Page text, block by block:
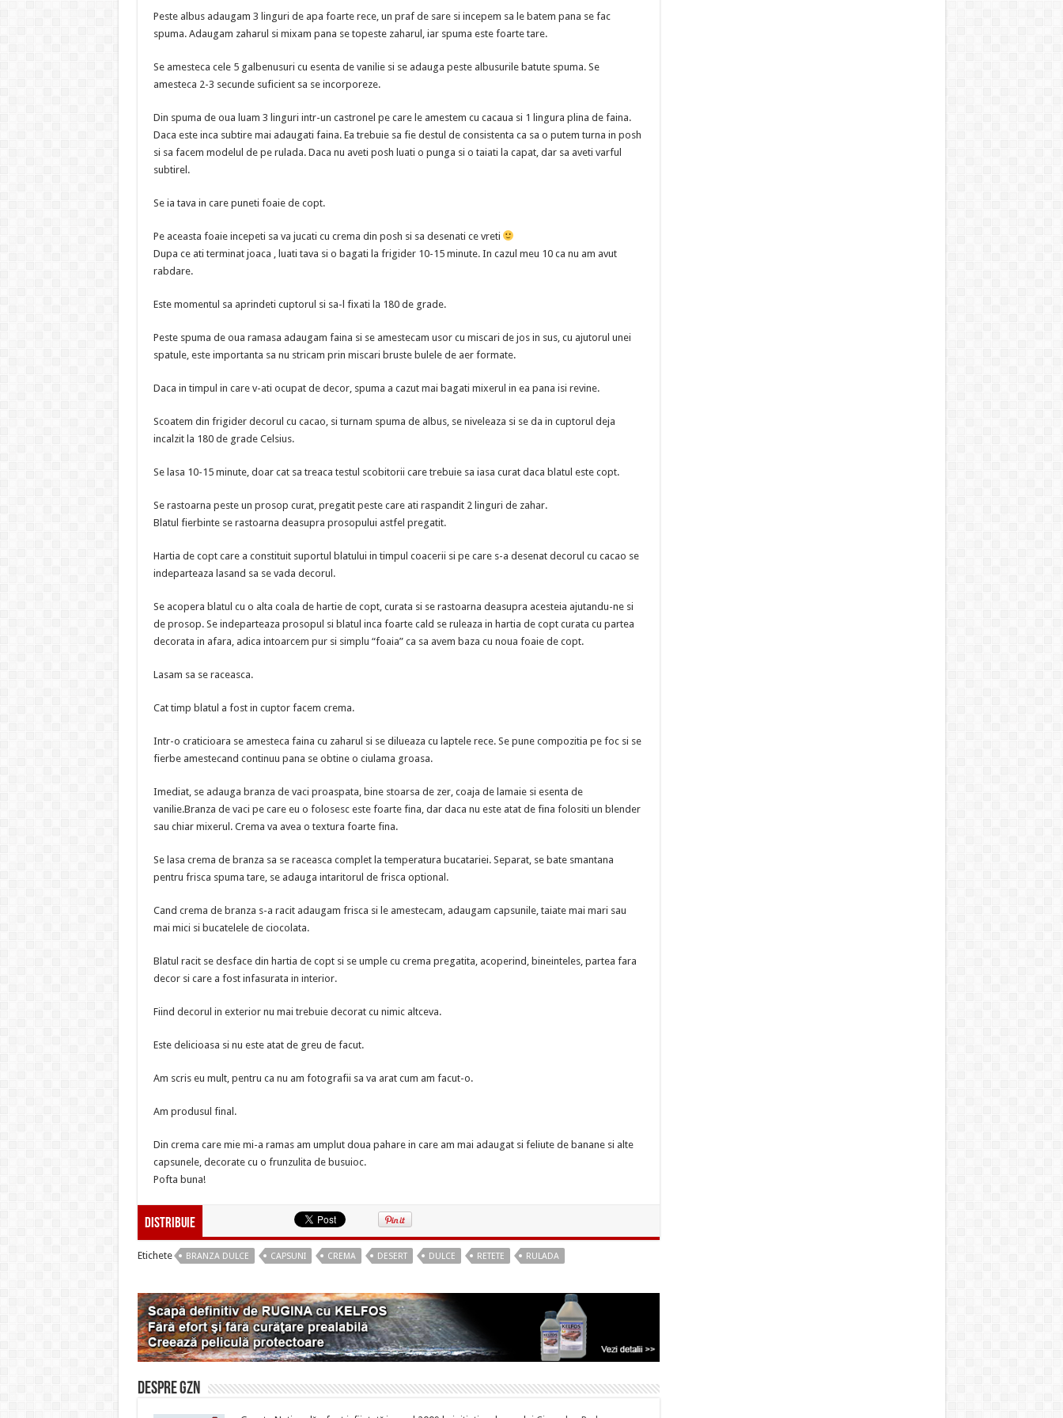
Peste albus adaugam 3 linguri de apa foarte rece, un praf de sare si incepem sa le batem pana se fac
spuma. Adaugam zaharul si mixam pana se topeste zaharul, iar spuma este foarte tare.
Se amesteca cele 5 galbenusuri cu esenta de vanilie si se adauga peste albusurile batute spuma. Se
amesteca 2-3 secunde suficient sa se incorporeze.
Din spuma de oua luam 3 linguri intr-un castronel pe care le amestem cu cacaua si 1 lingura plina de faina.
Daca este inca subtire mai adaugati faina. Ea trebuie sa fie destul de consistenta ca sa o putem turna in posh
si sa facem modelul de pe rulada. Daca nu aveti posh luati o punga si o taiati la capat, dar sa aveti varful
subtirel.
Se ia tava in care puneti foaie de copt.
Pe aceasta foaie incepeti sa va jucati cu crema din posh si sa desenati ce vreti
Dupa ce ati terminat joaca , luati tava si o bagati la frigider 10-15 minute. In cazul meu 10 ca nu am avut
rabdare.
Este momentul sa aprindeti cuptorul si sa-l fixati la 180 de grade.
Peste spuma de oua ramasa adaugam faina si se amestecam usor cu miscari de jos in sus, cu ajutorul unei
spatule, este importanta sa nu stricam prin miscari bruste bulele de aer formate.
Daca in timpul in care v-ati ocupat de decor, spuma a cazut mai bagati mixerul in ea pana isi revine.
Scoatem din frigider decorul cu cacao, si turnam spuma de albus, se niveleaza si se da in cuptorul deja
incalzit la 180 de grade Celsius.
Se lasa 10-15 minute, doar cat sa treaca testul scobitorii care trebuie sa iasa curat daca blatul este copt.
Se rastoarna peste un prosop curat, pregatit peste care ati raspandit 2 linguri de zahar.
Blatul fierbinte se rastoarna deasupra prosopului astfel pregatit.
Hartia de copt care a constituit suportul blatului in timpul coacerii si pe care s-a desenat decorul cu cacao se
indeparteaza lasand sa se vada decorul.
Se acopera blatul cu o alta coala de hartie de copt, curata si se rastoarna deasupra acesteia ajutandu-ne si
de prosop. Se indeparteaza prosopul si blatul inca foarte cald se ruleaza in hartia de copt curata cu partea
decorata in afara, adica intoarcem pur si simplu “foaia” ca sa avem baza cu noua foaie de copt.
Lasam sa se raceasca.
Cat timp blatul a fost in cuptor facem crema.
Intr-o craticioara se amesteca faina cu zaharul si se dilueaza cu laptele rece. Se pune compozitia pe foc si se
fierbe amestecand continuu pana se obtine o ciulama groasa.
Imediat, se adauga branza de vaci proaspata, bine stoarsa de zer, coaja de lamaie si esenta de
vanilie.Branza de vaci pe care eu o folosesc este foarte fina, dar daca nu este atat de fina folositi un blender
sau chiar mixerul. Crema va avea o textura foarte fina.
Se lasa crema de branza sa se raceasca complet la temperatura bucatariei. Separat, se bate smantana
pentru frisca spuma tare, se adauga intaritorul de frisca optional.
Cand crema de branza s-a racit adaugam frisca si le amestecam, adaugam capsunile, taiate mai mari sau
mai mici si bucatelele de ciocolata.
Blatul racit se desface din hartia de copt si se umple cu crema pregatita, acoperind, bineinteles, partea fara
decor si care a fost infasurata in interior.
Fiind decorul in exterior nu mai trebuie decorat cu nimic altceva.
Este delicioasa si nu este atat de greu de facut.
Am scris eu mult, pentru ca nu am fotografii sa va arat cum am facut-o.
Am produsul final.
Din crema care mie mi-a ramas am umplut doua pahare in care am mai adaugat si feliute de banane si alte
capsunele, decorate cu o frunzulita de busuioc.
Pofta buna!
Distribuie
Etichete BRANZA DULCE CAPSUNI CREMA DESERT DULCE RETETE RULADA
Despre gzn